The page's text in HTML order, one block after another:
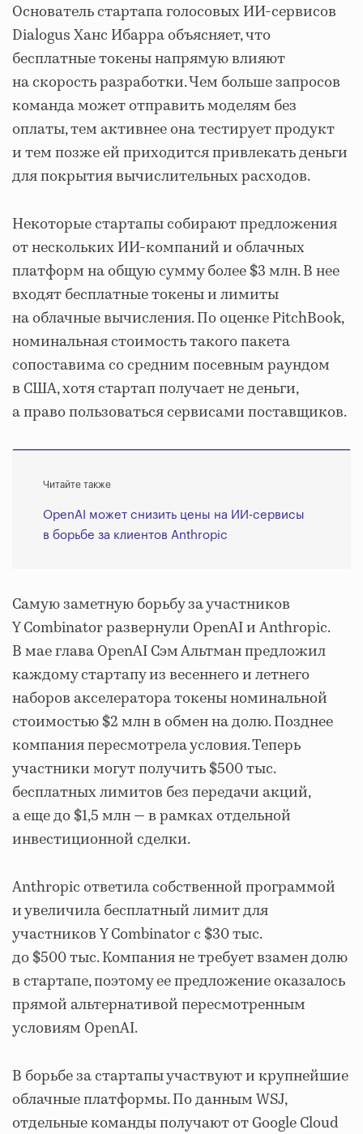
Основатель стартапа голосовых ИИ-сервисов
Dialogus Ханс Ибарра объясняет, что
бесплатные токены напрямую влияют
на скорость разработки. Чем больше запросов
команда может отправить моделям без
оплаты, тем активнее она тестирует продукт
и тем позже ей приходится привлекать деньги
для покрытия вычислительных расходов.
Некоторые стартапы собирают предложения
от нескольких ИИ-компаний и облачных
платформ на общую сумму более $3 млн. В нее
входят бесплатные токены и лимиты
на облачные вычисления. По оценке PitchBook,
номинальная стоимость такого пакета
сопоставима со средним посевным раундом
в США, хотя стартап получает не деньги,
а право пользоваться сервисами поставщиков.
Читайте также
OpenAI может снизить цены на ИИ-сервисы
в борьбе за клиентов Anthropic
Самую заметную борьбу за участников
Y Combinator развернули OpenAI и Anthropic.
В мае глава OpenAI Сэм Альтман предложил
каждому стартапу из весеннего и летнего
наборов акселератора токены номинальной
стоимостью $2 млн в обмен на долю. Позднее
компания пересмотрела условия. Теперь
участники могут получить $500 тыс.
бесплатных лимитов без передачи акций,
а еще до $1,5 млн — в рамках отдельной
инвестиционной сделки.
Anthropic ответила собственной программой
и увеличила бесплатный лимит для
участников Y Combinator с $30 тыс.
до $500 тыс. Компания не требует взамен долю
в стартапе, поэтому ее предложение оказалось
прямой альтернативой пересмотренным
условиям OpenAI.
В борьбе за стартапы участвуют и крупнейшие
облачные платформы. По данным WSJ,
отдельные команды получают от Google Cloud